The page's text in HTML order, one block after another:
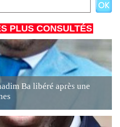
PLUS CONSULTÉS
Ba libéré après une